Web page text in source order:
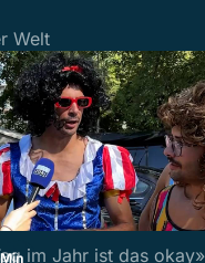
Welt
im Jahr ist das okay»